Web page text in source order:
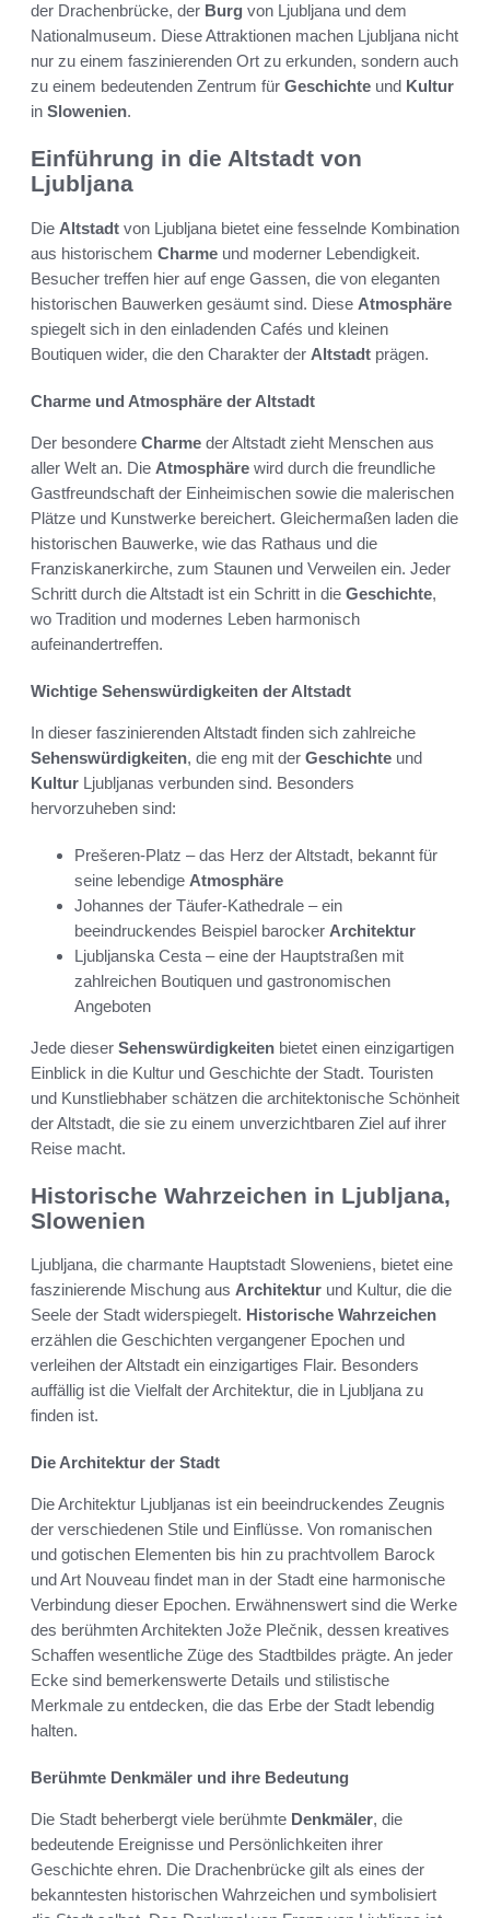
der Drachenbrücke, der Burg von Ljubljana und dem
Nationalmuseum. Diese Attraktionen machen Ljubljana nicht
nur zu einem faszinierenden Ort zu erkunden, sondern auch
zu einem bedeutenden Zentrum für Geschichte und Kultur
in Slowenien.
Einführung in die Altstadt von
Ljubljana
Die Altstadt von Ljubljana bietet eine fesselnde Kombination
aus historischem Charme und moderner Lebendigkeit.
Besucher treffen hier auf enge Gassen, die von eleganten
historischen Bauwerken gesäumt sind. Diese Atmosphäre
spiegelt sich in den einladenden Cafés und kleinen
Boutiquen wider, die den Charakter der Altstadt prägen.
Charme und Atmosphäre der Altstadt
Der besondere Charme der Altstadt zieht Menschen aus
aller Welt an. Die Atmosphäre wird durch die freundliche
Gastfreundschaft der Einheimischen sowie die malerischen
Plätze und Kunstwerke bereichert. Gleichermaßen laden die
historischen Bauwerke, wie das Rathaus und die
Franziskanerkirche, zum Staunen und Verweilen ein. Jeder
Schritt durch die Altstadt ist ein Schritt in die Geschichte,
wo Tradition und modernes Leben harmonisch
aufeinandertreffen.
Wichtige Sehenswürdigkeiten der Altstadt
In dieser faszinierenden Altstadt finden sich zahlreiche
Sehenswürdigkeiten, die eng mit der Geschichte und
Kultur Ljubljanas verbunden sind. Besonders
hervorzuheben sind:
Prešeren-Platz – das Herz der Altstadt, bekannt für
seine lebendige Atmosphäre
Johannes der Täufer-Kathedrale – ein
beeindruckendes Beispiel barocker Architektur
Ljubljanska Cesta – eine der Hauptstraßen mit
zahlreichen Boutiquen und gastronomischen
Angeboten
Jede dieser Sehenswürdigkeiten bietet einen einzigartigen
Einblick in die Kultur und Geschichte der Stadt. Touristen
und Kunstliebhaber schätzen die architektonische Schönheit
der Altstadt, die sie zu einem unverzichtbaren Ziel auf ihrer
Reise macht.
Historische Wahrzeichen in Ljubljana,
Slowenien
Ljubljana, die charmante Hauptstadt Sloweniens, bietet eine
faszinierende Mischung aus Architektur und Kultur, die die
Seele der Stadt widerspiegelt. Historische Wahrzeichen
erzählen die Geschichten vergangener Epochen und
verleihen der Altstadt ein einzigartiges Flair. Besonders
auffällig ist die Vielfalt der Architektur, die in Ljubljana zu
finden ist.
Die Architektur der Stadt
Die Architektur Ljubljanas ist ein beeindruckendes Zeugnis
der verschiedenen Stile und Einflüsse. Von romanischen
und gotischen Elementen bis hin zu prachtvollem Barock
und Art Nouveau findet man in der Stadt eine harmonische
Verbindung dieser Epochen. Erwähnenswert sind die Werke
des berühmten Architekten Jože Plečnik, dessen kreatives
Schaffen wesentliche Züge des Stadtbildes prägte. An jeder
Ecke sind bemerkenswerte Details und stilistische
Merkmale zu entdecken, die das Erbe der Stadt lebendig
halten.
Berühmte Denkmäler und ihre Bedeutung
Die Stadt beherbergt viele berühmte Denkmäler, die
bedeutende Ereignisse und Persönlichkeiten ihrer
Geschichte ehren. Die Drachenbrücke gilt als eines der
bekanntesten historischen Wahrzeichen und symbolisiert